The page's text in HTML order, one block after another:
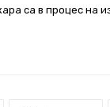
са в процес на